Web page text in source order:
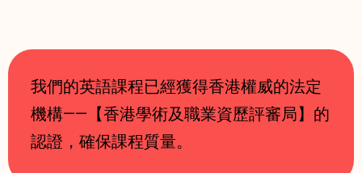
我們的英語課程已經獲得香港權威的法定
機構——【香港學術及職業資歷評審局】的
認證，確保課程質量。